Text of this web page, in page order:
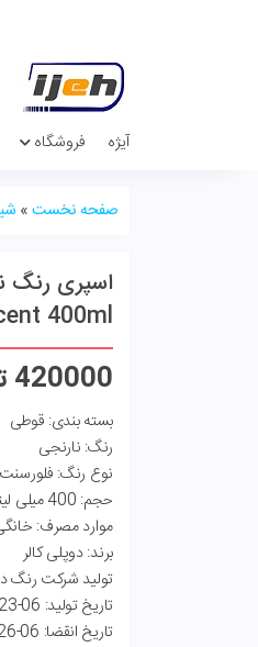
آیژه فروشگاه
صفحه نخست»
400ml
420000
بسته بندی: قوطی
رنگ: نارنجی
نوع رنگ: فلورسنت
حجم: 400 میلی لیتر
موارد مصرف:
برند: دوپلی کالر
تولید شرکت رنگ
تاریخ تولید: 06-2023
تاریخ انقضا: 06-2026